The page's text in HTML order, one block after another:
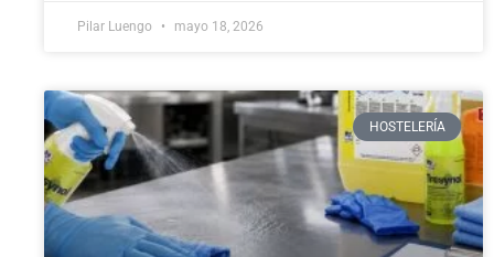
Pilar Luengo mayo 18, 2026
HOSTELERÍA